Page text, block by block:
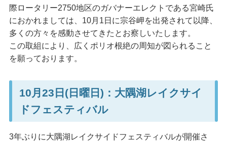
際ロータリー2750地区のガバナーエレクトである宮崎氏
におかれましては、10月1日に宗谷岬を出発されて以降、
多くの方々を感動させてきたとお察しいたします。
この取組により、広くポリオ根絶の周知が図られること
を願っております。
10月23日(日曜日)：大隅湖レイクサイ
ドフェスティバル
3年ぶりに大隅湖レイクサイドフェスティバルが開催さ